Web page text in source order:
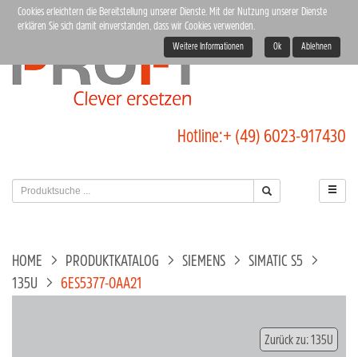
Hotline:+ (49) 6023-917430
HOME PRODUKTKATALOG SIEMENS
SIMATIC S5
135U
6ES5377-0AA21
Zurück zu: 135U
Cookies erleichtern die Bereitstellung unserer Dienste. Mit der Nutzung unserer Dienste
erklären Sie sich damit einverstanden, dass wir Cookies verwenden.
Weitere Informationen Ok Ablehnen